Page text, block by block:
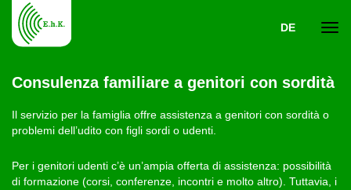
DE
Consulenza familiare a genitori con sordità
Il servizio per la famiglia offre assistenza a genitori con sordità o
problemi dell’udito con figli sordi o udenti.
Per i genitori udenti c’è un’ampia offerta di assistenza: possibilità
di formazione (corsi, conferenze, incontri e molto altro). Tuttavia, i